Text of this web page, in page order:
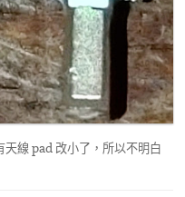
天線 pad 改小了，所以不明白